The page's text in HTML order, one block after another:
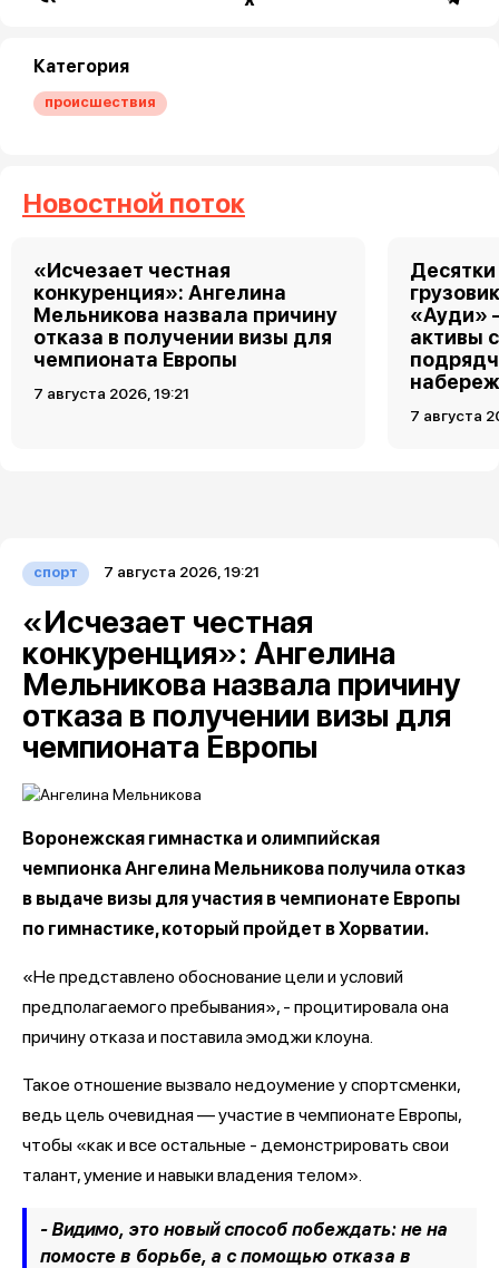
Категория
происшествия
Новостной поток
«Исчезает честная
конкуренция»: Ангелина
Мельникова назвала причину
отказа в получении визы для
чемпионата Европы
7 августа 2026, 19:21
«Ауди»
активы
7 августа
спорт 7 августа 2026, 19:21
«Исчезает честная
конкуренция»: Ангелина
Мельникова назвала причину
отказа в получении визы для
чемпионата Европы
Воронежская гимнастка и олимпийская
чемпионка Ангелина Мельникова получила отказ
в выдаче визы для участия в чемпионате Европы
по гимнастике, который пройдет в Хорватии.
«Не представлено обоснование цели и условий
предполагаемого пребывания», - процитировала она
причину отказа и поставила эмоджи клоуна.
Такое отношение вызвало недоумение у спортсменки,
ведь цель очевидная — участие в чемпионате Европы,
чтобы «как и все остальные - демонстрировать свои
талант, умение и навыки владения телом».
- Видимо, это новый способ побеждать: не на
помосте в борьбе, а с помощью отказа в